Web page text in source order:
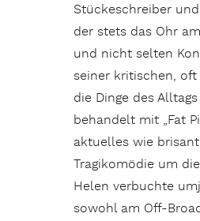
Stückeschreiber
der stets das Ohr
und nicht selten
seiner kritischen,
die Dinge des
behandelt mit „Fat
aktuelles wie
Tragikomödie um
Helen verbuchte
sowohl am Off-